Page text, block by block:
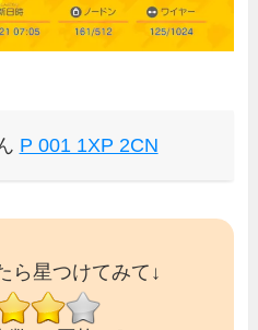
P 001 1XP 2CN
ら星つけてみて↓